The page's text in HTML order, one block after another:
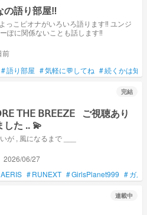
の語り部屋‼️
こピオナがいろいろ語ります‼️ ユンジ
‼️ 全然けーぽに関係ないことも話します‼️
前
#語り部屋 #気軽に💬してね #続くかは知
完結
𝖳𝖧𝖤 𝖡𝖱𝖤𝖤𝖹𝖤⠀ご視聴あり
した .. 💫
⠀⠀ 声にならない想いが , 風になるまで ___
2026/06/27
AERIS #RUNEXT #GirlsPlanet999 #ガル
連載中